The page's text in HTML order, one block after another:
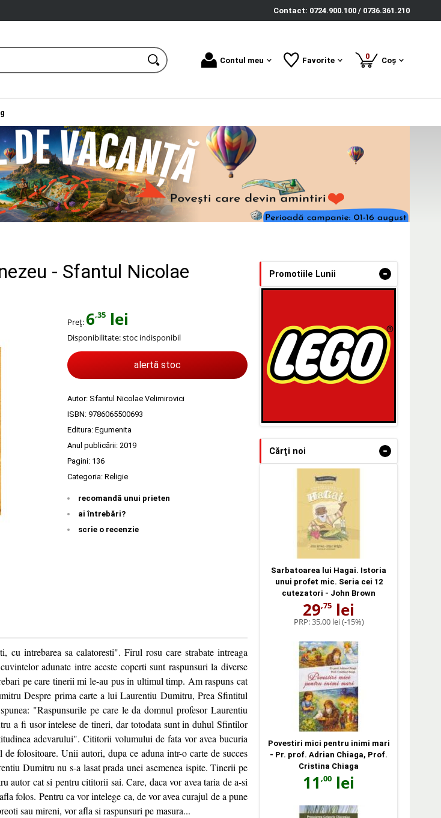
Contact: 0724.900.100 / 0736.361.210
Contul meu Favorite 0produse
Coș
- Sfantul Nicolae
Preț: 6,35 lei
Disponibilitate:stoc indisponibil
alertă stoc
Autor: Sfantul Nicolae Velimirovici
ISBN: 9786065500693
Editura: Egumenita
Anul publicării: 2019
Pagini: 136
Categoria: Religie
recomandă unui prieten
ai întrebări?
scrie o recenzie
intrebarea sa calatoresti". Firul rosu care strabate intreaga
adunate intre aceste coperti sunt raspunsuri la diverse
pe care tinerii mi le-au pus in ultimul timp. Am raspuns cat
Despre prima carte a lui Laurentiu Dumitru, Prea Sfintitul
"Raspunsurile pe care le da domnul profesor Laurentiu
a fi usor intelese de tineri, dar totodata sunt in duhul Sfintilor
adevarului". Cititorii volumului de fata vor avea bucuria
folositoare. Unii autori, dupa ce aduna intr-o carte de succes
Dumitru nu s-a lasat prada unei asemenea ispite. Tinerii pe
autor cat si pentru cititorii sai. Care, daca vor avea taria de a-si
folos. Pentru ca vor intelege ca, de vor avea curajul de a pune
sau mireni, vor afla si raspunsuri pe masura...
Promotiile Lunii -
Cărţi noi -
Sarbatoarea lui Hagai. Istoria
unui profet mic. Seria cei 12
cutezatori - John Brown
29,75 lei
PRP:35,00 lei(-15%)
Povestiri mici pentru inimi mari
- Pr. prof. Adrian Chiaga, Prof.
Cristina Chiaga
11 ,00 lei